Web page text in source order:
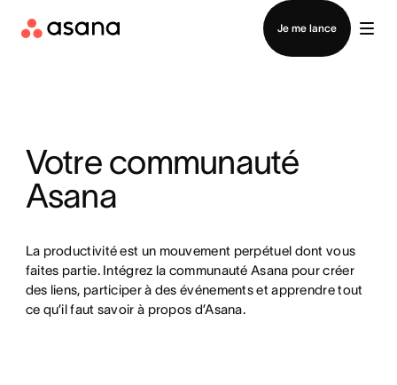
Je me lance
Contacter le service commercial
Votre communauté
Asana
La productivité est un mouvement perpétuel dont vous
faites partie. Intégrez la communauté Asana pour créer
des liens, participer à des événements et apprendre tout
ce qu’il faut savoir à propos d’Asana.